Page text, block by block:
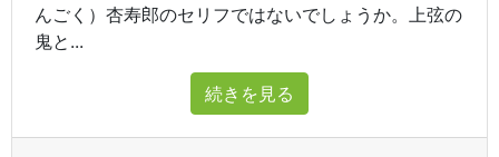
んごく）杏寿郎のセリフではないでしょうか。上弦の
鬼と...
続きを見る